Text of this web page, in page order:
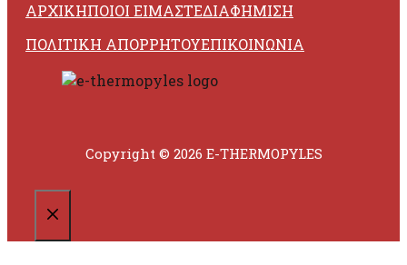
ΑΡΧΙΚΗΠΟΙΟΙ ΕΙΜΑΣΤΕΔΙΑΦΗΜΙΣΗ
ΠΟΛΙΤΙΚΗ ΑΠΟΡΡΗΤΟΥΕΠΙΚΟΙΝΩΝΙΑ
Copyright © 2026 E-THERMOPYLES